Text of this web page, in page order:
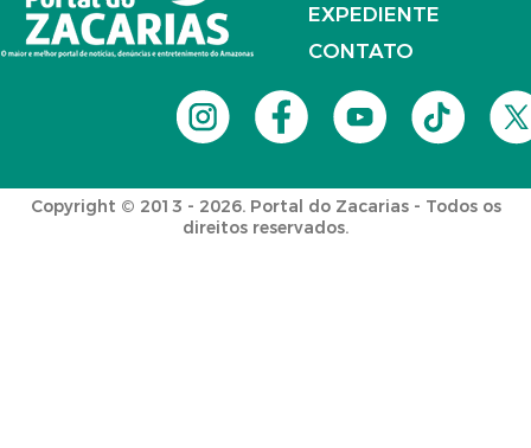
EXPEDIENTE
CONTATO
Copyright © 2013 - 2026. Portal do Zacarias - Todos os
direitos reservados.